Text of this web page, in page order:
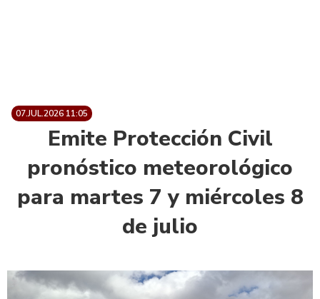
07.JUL.2026 11:05
Emite Protección Civil
pronóstico meteorológico
para martes 7 y miércoles 8
de julio